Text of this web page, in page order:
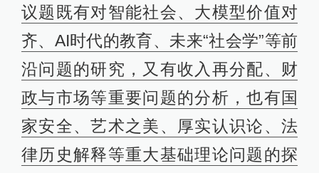
议题既有对智能社会、大模型价值对
齐、AI时代的教育、未来“社会学”等前
沿问题的研究，又有收入再分配、财
政与市场等重要问题的分析，也有国
家安全、艺术之美、厚实认识论、法
律历史解释等重大基础理论问题的探